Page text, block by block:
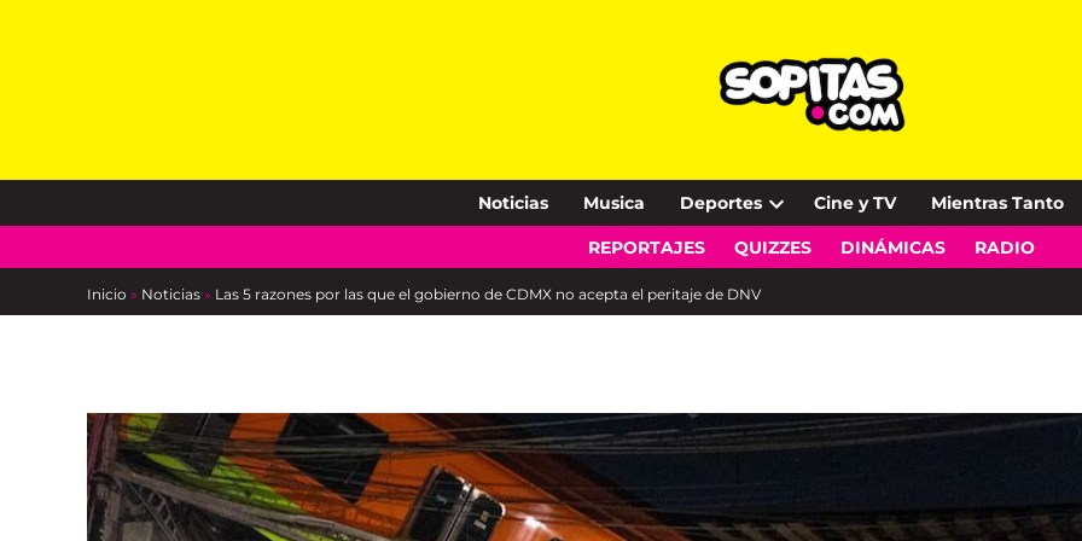
Noticias Musica Deportes
Open
dropdown
Cine y TV Mientras Tanto
REPORTAJES QUIZZES DINÁMICAS RADIO
Inicio » Noticias » Las 5 razones por las que el gobierno de CDMX no acepta el peritaje de DNV